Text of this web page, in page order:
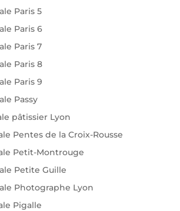
Paris 5
Paris 6
Paris 7
Paris 8
Paris 9
Passy
pâtissier Lyon
Pentes de la Croix-Rousse
Petit-Montrouge
Petite Guille
Photographe Lyon
Pigalle